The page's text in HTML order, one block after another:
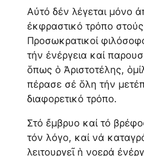
Αὐτό δέν λέγεται μόνο
ἐκφραστικό τρόπο
Προσωκρατικοί
τήν ἐνέργεια καί
ὅπως ὁ Ἀριστοτέλης,
πέρασε σέ ὅλη τήν
διαφορετικό τρόπο.
Στό ἔμβρυο καί τό
τόν λόγο, καί νά
λειτουργεῖ ἡ νοερά